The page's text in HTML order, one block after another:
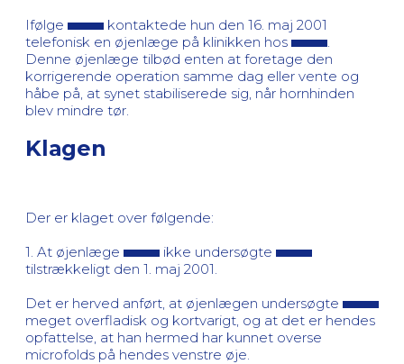
Ifølge
kontaktede hun den 16. maj 2001
telefonisk en øjenlæge på klinikken hos
Denne øjenlæge tilbød enten at foretage den
korrigerende operation samme dag eller vente og
håbe på, at synet stabiliserede sig, når hornhinden
blev mindre tør.
Klagen
Der er klaget over følgende:
1. At øjenlæge
ikke undersøgte
tilstrækkeligt den 1. maj 2001.
Det er herved anført, at øjenlægen undersøgte
meget overfladisk og kortvarigt, og at det er hendes
opfattelse, at han hermed har kunnet overse
microfolds på hendes venstre øje.